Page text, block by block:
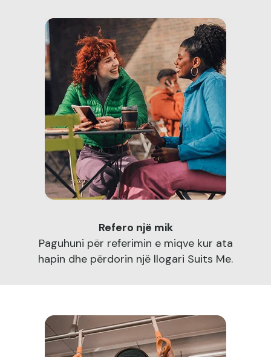
Refero një mik
Paguhuni për referimin e miqve kur ata
hapin dhe përdorin një llogari Suits Me.